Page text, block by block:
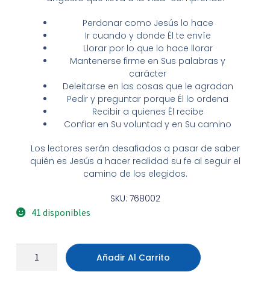
Perdonar como Jesús lo hace
Ir cuando y donde Él te envíe
Llorar por lo que lo hace llorar
Mantenerse firme en Sus palabras y
carácter
Deleitarse en las cosas que le agradan
Pedir y preguntar porque Él lo ordena
Recibir a quienes Él recibe
Confiar en Su voluntad y en Su camino
Los lectores serán desafiados a pasar de saber
quién es Jesús a hacer realidad su fe al seguir el
camino de los elegidos.
SKU: 768002
41 disponibles
Añadir Al Carrito